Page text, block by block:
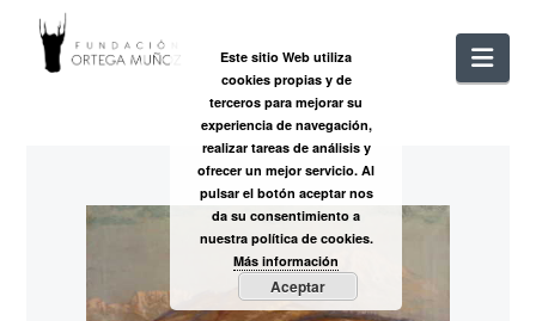
ORTEGA
MUÑOZ
Este sitio Web utiliza
cookies propias y de
terceros para mejorar su
experiencia de navegación,
realizar tareas de análisis y
ofrecer un mejor servicio. Al
pulsar el botón aceptar nos
da su consentimiento a
nuestra política de cookies.
Más información
Aceptar